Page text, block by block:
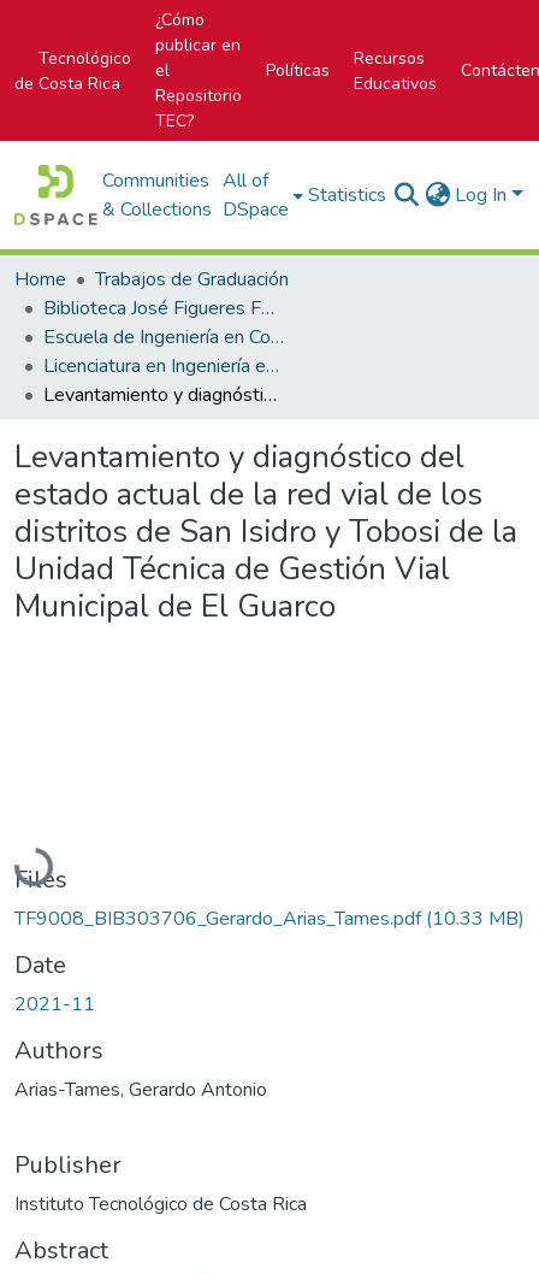
Tecnológico
de Costa Rica
¿Cómo
publicar en
el
Repositorio
TEC?
Políticas
Recursos
Educativos
Communities
& Collections
All of
DSpace
Statistics Log In
Home
Trabajos de Graduación
Biblioteca José Figueres Ferrer
Escuela de Ingeniería en Construcción
Licenciatura en Ingeniería en Construcción
Levantamiento y diagnóstico del estado actual de la red vial de los distritos de San Isidro y Tobosi de la Unidad Técnica de Gestión Vial Municipal de El Guarco
Levantamiento y diagnóstico del
estado actual de la red vial de los
distritos de San Isidro y Tobosi de la
Unidad Técnica de Gestión Vial
Municipal de El Guarco
Loading...
Files
TF9008_BIB303706_Gerardo_Arias_Tames.pdf(10.33 MB)
Date
2021-11
Authors
Arias-Tames, Gerardo Antonio
Publisher
Instituto Tecnológico de Costa Rica
Abstract